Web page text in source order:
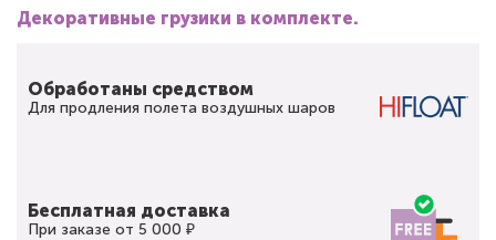
Декоративные грузики в комплекте.
Обработаны средством
Для продления полета воздушных шаров
Бесплатная доставка
При заказе от 5 000 ₽